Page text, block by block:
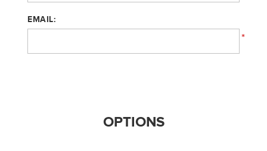
EMAIL:
*
OPTIONS